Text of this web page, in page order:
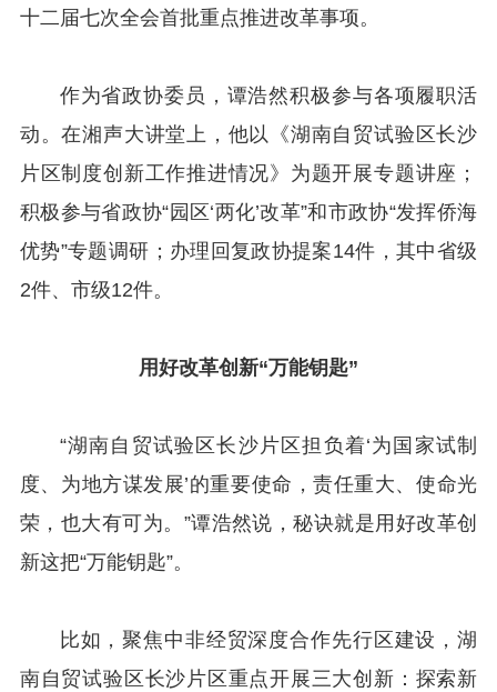
十二届七次全会首批重点推进改革事项。
作为省政协委员，谭浩然积极参与各项履职活
动。在湘声大讲堂上，他以《湖南自贸试验区长沙
片区制度创新工作推进情况》为题开展专题讲座；
积极参与省政协“园区‘两化’改革”和市政协“发挥侨海
优势”专题调研；办理回复政协提案14件，其中省级
2件、市级12件。
用好改革创新“万能钥匙”
“湖南自贸试验区长沙片区担负着‘为国家试制
度、为地方谋发展’的重要使命，责任重大、使命光
荣，也大有可为。”谭浩然说，秘诀就是用好改革创
新这把“万能钥匙”。
比如，聚焦中非经贸深度合作先行区建设，湖
南自贸试验区长沙片区重点开展三大创新：探索新